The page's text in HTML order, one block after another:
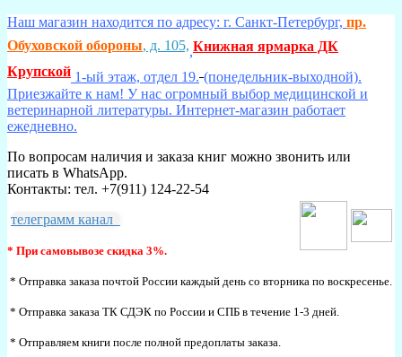
Наш магазин находится по адресу: г. Санкт-Петербург, пр.
Обуховской обороны, д. 105,,Книжная ярмарка ДК
Крупской 1-ый этаж, отдел 19. (понедельник-выходной).
Приезжайте к нам! У нас огромный выбор медицинской и
ветеринарной литературы. Интернет-магазин работает
ежедневно.
По вопросам наличия и заказа книг можно звонить или
писать в WhatsApp.
Контакты: тел. +7(911) 124-22-54
телеграмм канал
* При самовывозе скидка 3%.
* Отправка заказа почтой России каждый день со вторника по воскресенье.
* Отправка заказа ТК СДЭК по России и СПБ в течение 1-3 дней.
* Отправляем книги после полной предоплаты заказа.